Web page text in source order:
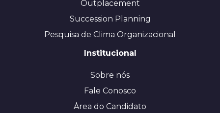
Outplacement
Succession Planning
Pesquisa de Clima Organizacional
Institucional
Sobre nós
Fale Conosco
Área do Candidato